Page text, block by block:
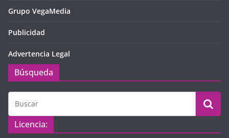
Grupo VegaMedia
Publicidad
Advertencia Legal
Búsqueda
Licencia: